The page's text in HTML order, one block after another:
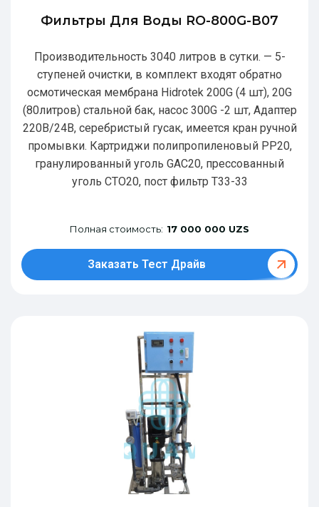
Фильтры Для Воды RO-800G-В07
Производительность 3040 литров в сутки. — 5-
ступеней очистки, в комплект входят обратно
осмотическая мембрана Hidrotek 200G (4 шт), 20G
(80литров) стальной бак, насос 300G -2 шт, Адаптер
220В/24В, серебристый гусак, имеется кран ручной
промывки. Картриджи полипропиленовый РР20,
гранулированный уголь GAC20, прессованный
уголь CTO20, пост фильтр T33-33
Полная стоимость: 17 000 000 UZS
Заказать Тест Драйв